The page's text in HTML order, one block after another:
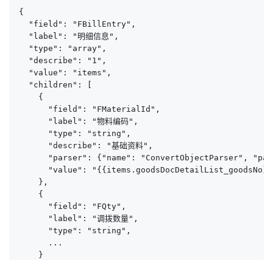
{
  "field": "FBillEntry",
  "label": "明细信息",
  "type": "array",
  "describe": "1",
  "value": "items",
  "children": [
    {
      "field": "FMaterialId",
      "label": "物料编码",
      "type": "string",
      "describe": "基础资料",
"parser": {"name": "ConvertObjectParser",
"value":
    },
    {
      "field": "FQty",
      "label": "调拨数量",
      "type": "string",
      ...
    }